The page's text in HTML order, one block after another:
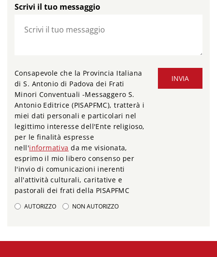
Scrivi il tuo messaggio
INVIA
Consapevole che la Provincia Italiana
di S. Antonio di Padova dei Frati
Minori Conventuali -Messaggero S.
Antonio Editrice (PISAPFMC), tratterà i
miei dati personali e particolari nel
legittimo interesse dell'Ente religioso,
per le finalità espresse
nell'informativa da me visionata,
esprimo il mio libero consenso per
l'invio di comunicazioni inerenti
all'attività culturali, caritative e
pastorali dei frati della PISAPFMC
AUTORIZZO NON AUTORIZZO